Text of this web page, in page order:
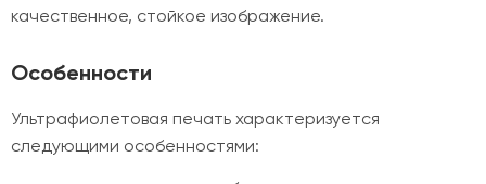
качественное, стойкое изображение.
Особенности
Ультрафиолетовая печать характеризуется
следующими особенностями: